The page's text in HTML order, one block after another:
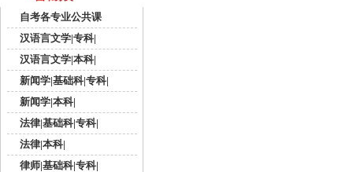
自考各专业公共课
汉语言文学|专科|
汉语言文学|本科|
新闻学|基础科|专科|
新闻学|本科|
法律|基础科|专科|
法律|本科|
律师|基础科|专科|